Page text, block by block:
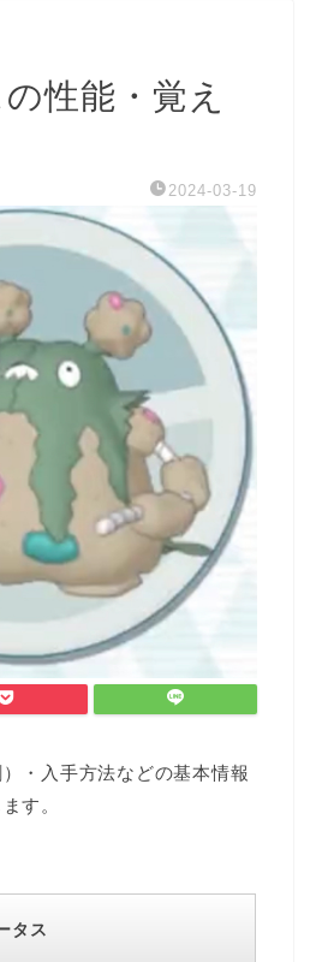
性能・覚え
2024-03-19
・入手方法などの基本情報
す。
タス